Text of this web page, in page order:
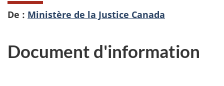
De : Ministère de la Justice Canada
Document d'information